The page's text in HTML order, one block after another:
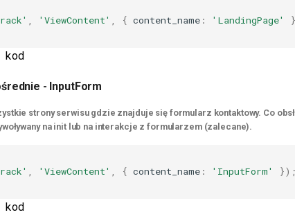
, 'ViewContent' , { content_name : 'LandingPage'
- InputForm
strony serwisu gdzie znajduje się formularz kontaktowy. Co
na init lub na interakcje z formularzem (zalecane).
, 'ViewContent' , { content_name : 'InputForm'
});